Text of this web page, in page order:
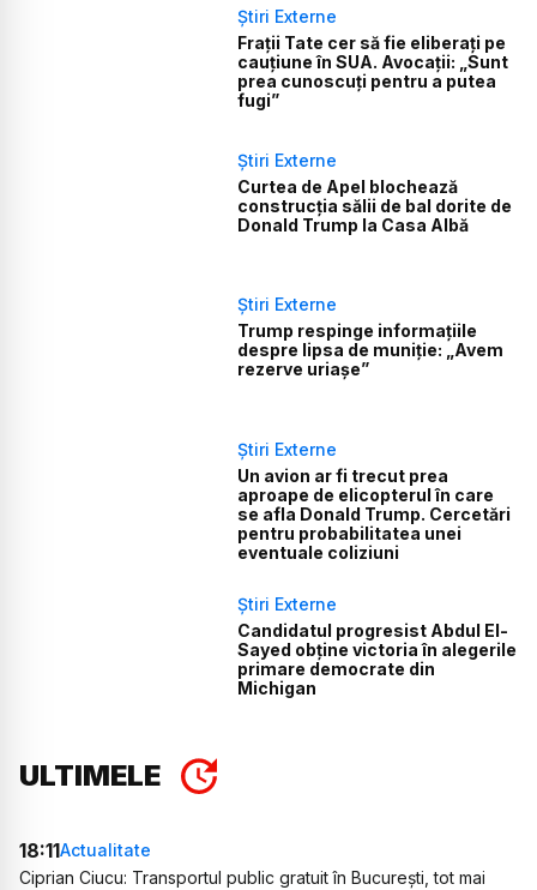
Știri Externe
Frații Tate cer să fie eliberați pe
cauțiune în SUA. Avocații: „Sunt
prea cunoscuți pentru a putea
fugi”
Știri Externe
Curtea de Apel blochează
construcția sălii de bal dorite de
Donald Trump la Casa Albă
Știri Externe
Trump respinge informațiile
despre lipsa de muniție: „Avem
rezerve uriașe”
Știri Externe
Un avion ar fi trecut prea
aproape de elicopterul în care
se afla Donald Trump. Cercetări
pentru probabilitatea unei
eventuale coliziuni
Știri Externe
Candidatul progresist Abdul El-
Sayed obține victoria în alegerile
primare democrate din
Michigan
ULTIMELE
18:11Actualitate
Ciprian Ciucu: Transportul public gratuit în București, tot mai